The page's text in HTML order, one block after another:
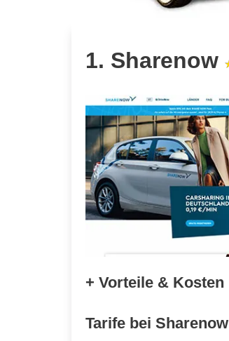
1. Sharenow
+ Vorteile & Kosten
Tarife bei Sharenow